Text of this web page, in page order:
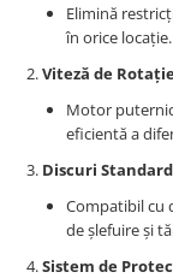
Elimină
în orice locație.
Viteză de Rotație
Motor
eficientă a
Discuri Standard
Compatibil cu
de șlefuire și
Sistem de